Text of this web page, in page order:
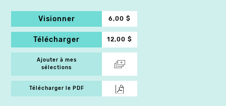
Visionner 6,00 $
Télécharger 12,00 $
Ajouter à mes
sélections
Télécharger le PDF